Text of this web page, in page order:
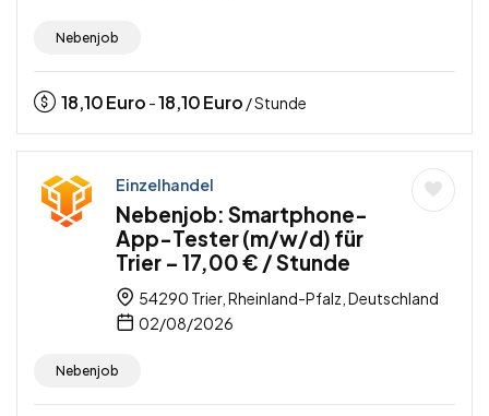
Nebenjob
18,10Euro -18,10Euro / Stunde
Einzelhandel
Nebenjob: Smartphone-
App-Tester (m/w/d) für
Trier – 17,00 € / Stunde
54290 Trier, Rheinland-Pfalz, Deutschland
02/08/2026
Nebenjob